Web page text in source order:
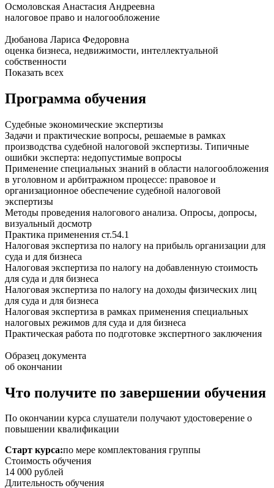
Осмоловская Анастасия Андреевна
налоговое право и налогообложение
Дюбанова Лариса Федоровна
оценка бизнеса, недвижимости, интеллектуальной
собственности
Показать всех
Программа обучения
Судебные экономические экспертизы
Задачи и практические вопросы, решаемые в рамках
производства судебной налоговой экспертизы. Типичные
ошибки эксперта: недопустимые вопросы
Применение специальных знаний в области налогообложения
в уголовном и арбитражном процессе: правовое и
организационное обеспечение судебной налоговой
экспертизы
Методы проведения налогового анализа. Опросы, допросы,
визуальный досмотр
Практика применения ст.54.1
Налоговая экспертиза по налогу на прибыль организации для
суда и для бизнеса
Налоговая экспертиза по налогу на добавленную стоимость
для суда и для бизнеса
Налоговая экспертиза по налогу на доходы физических лиц
для суда и для бизнеса
Налоговая экспертиза в рамках применения специальных
налоговых режимов для суда и для бизнеса
Практическая работа по подготовке экспертного заключения
Образец документа
об окончании
Что получите по завершении обучения
По окончании курса слушатели получают удостоверение о
повышении квалификации
Старт курса:по мере комплектования группы
Стоимость обучения
14 000 рублей
Длительность обучения